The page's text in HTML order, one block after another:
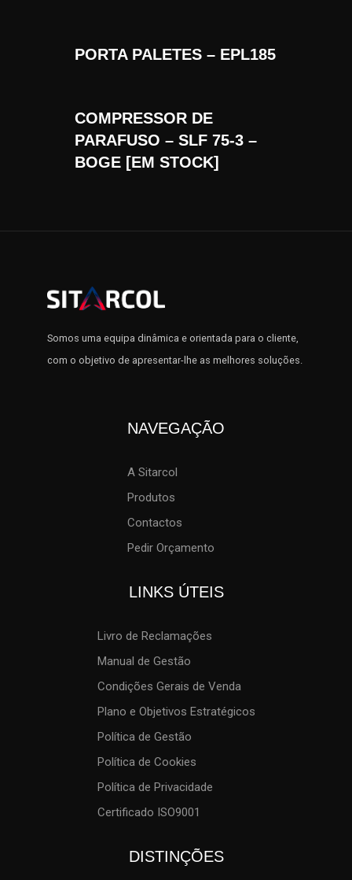
PORTA PALETES – EPL185
COMPRESSOR DE
PARAFUSO – SLF 75-3 –
BOGE [EM STOCK]
Somos uma equipa dinâmica e orientada para o cliente,
com o objetivo de apresentar-lhe as melhores soluções.
NAVEGAÇÃO
A Sitarcol
Produtos
Contactos
Pedir Orçamento
LINKS ÚTEIS
Livro de Reclamações
Manual de Gestão
Condições Gerais de Venda
Plano e Objetivos Estratégicos
Política de Gestão
Política de Cookies
Política de Privacidade
Certificado ISO9001
DISTINÇÕES